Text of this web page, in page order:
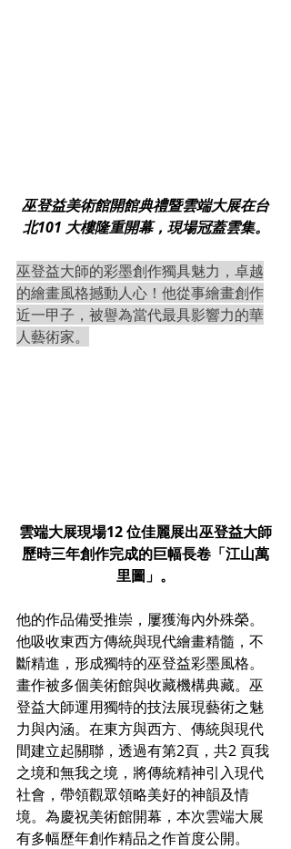
巫登益美術館開館典禮暨雲端大展在台
北101 大樓隆重開幕，現場冠蓋雲集。
巫登益大師的彩墨創作獨具魅力，卓越
的繪畫風格撼動人心！他從事繪畫創作
近一甲子，被譽為當代最具影響力的華
人藝術家。
雲端大展現場12 位佳麗展出巫登益大師
歷時三年創作完成的巨幅長卷「江山萬
里圖」。
他的作品備受推崇，屢獲海內外殊榮。
他吸收東西方傳統與現代繪畫精髓，不
斷精進，形成獨特的巫登益彩墨風格。
畫作被多個美術館與收藏機構典藏。巫
登益大師運用獨特的技法展現藝術之魅
力與內涵。在東方與西方、傳統與現代
間建立起關聯，透過有第2頁，共2 頁我
之境和無我之境，將傳統精神引入現代
社會，帶領觀眾領略美好的神韻及情
境。為慶祝美術館開幕，本次雲端大展
有多幅歷年創作精品之作首度公開。